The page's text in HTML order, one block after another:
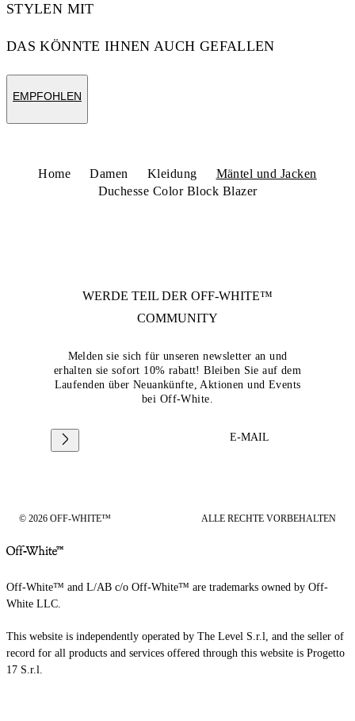
STYLEN MIT
DAS KÖNNTE IHNEN AUCH GEFALLEN
EMPFOHLEN
Home Damen Kleidung
Mäntel und Jacken
Duchesse Color Block Blazer
WERDE TEIL DER OFF-WHITE™
COMMUNITY
Melden sie sich für unseren newsletter an und
erhalten sie sofort 10% rabatt! Bleiben Sie auf dem
Laufenden über Neuankünfte, Aktionen und Events
bei Off-White.
E-MAIL
© 2026 OFF-WHITE™ ALLE RECHTE VORBEHALTEN
Off-White™ and L/AB c/o Off-White™ are trademarks owned by Off-
White LLC.
This website is independently operated by The Level S.r.l, and the seller of
record for all products and services offered through this website is Progetto
17 S.r.l.